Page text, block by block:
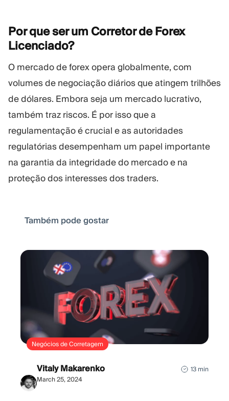
Por que ser um Corretor de Forex
Licenciado?
O mercado de forex opera globalmente, com
volumes de negociação diários que atingem trilhões
de dólares. Embora seja um mercado lucrativo,
também traz riscos. É por isso que a
regulamentação é crucial e as autoridades
regulatórias desempenham um papel importante
na garantia da integridade do mercado e na
proteção dos interesses dos traders.
Também pode gostar
Negócios de Corretagem
Vitaly Makarenko
March 25, 2024
13 min